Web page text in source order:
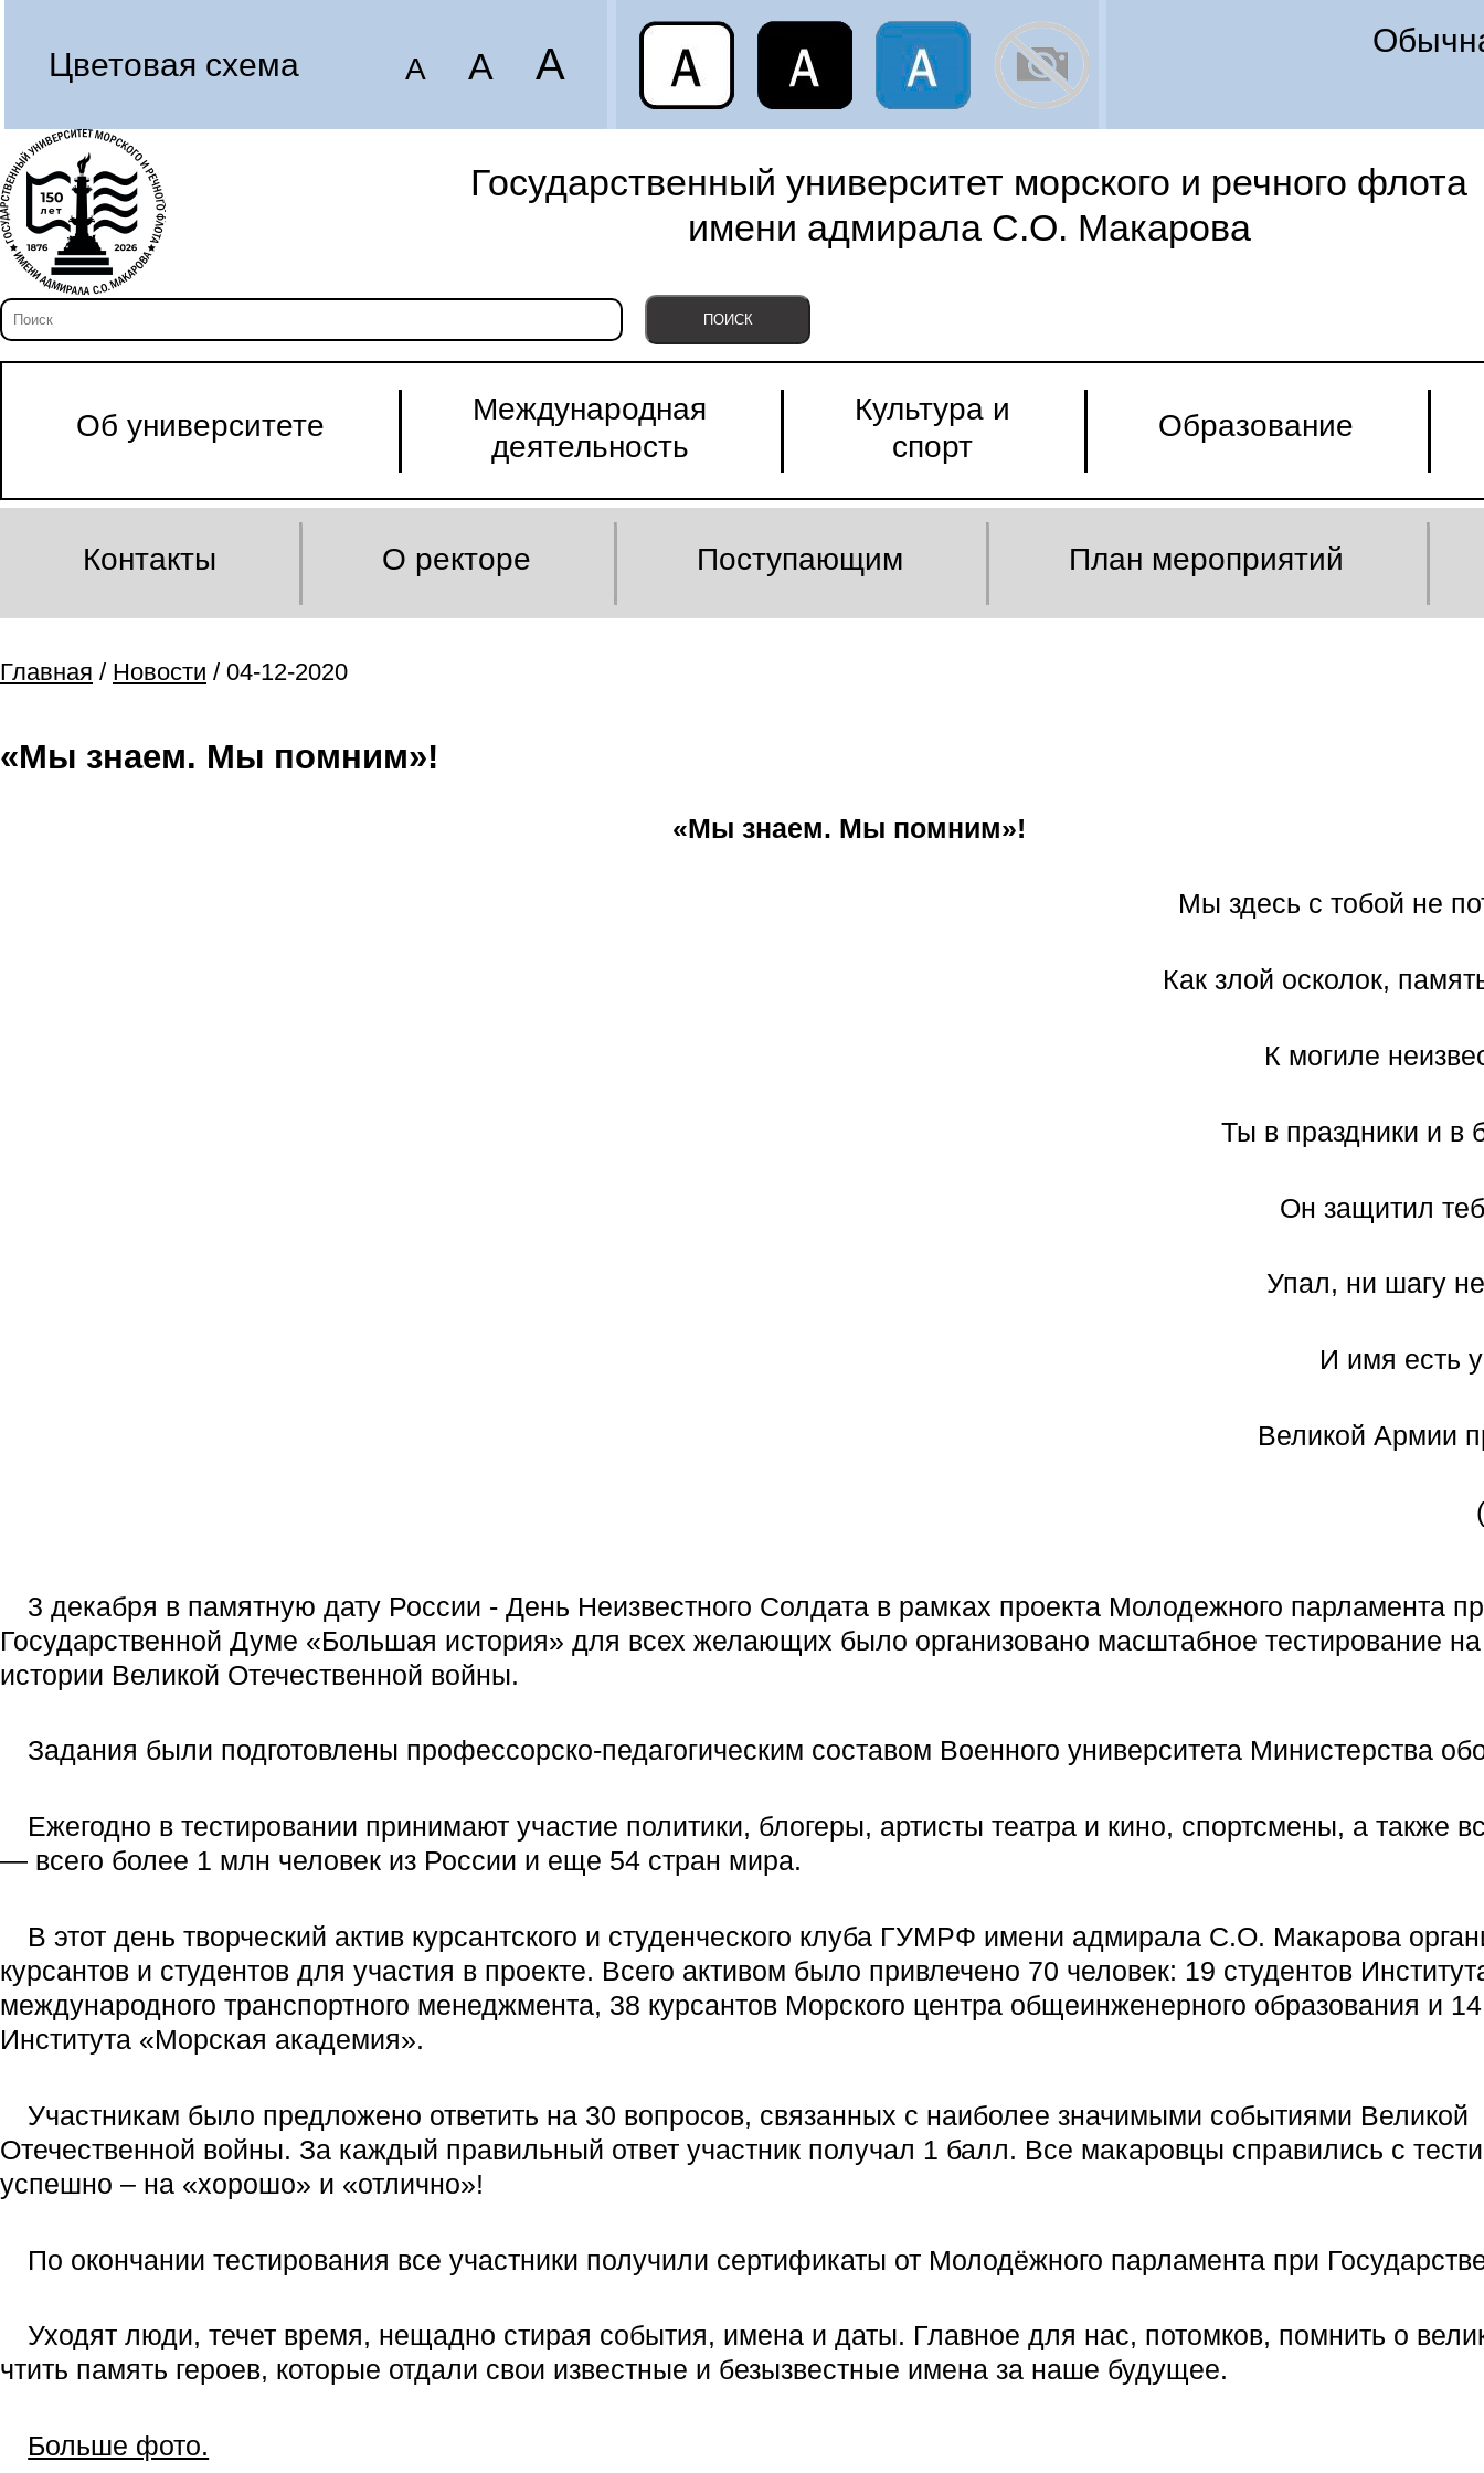
Цветовая схема A A A
Государственный университет морского и речного флота
имени адмирала С.О. Макарова
Об университете
Международная
деятельность
Культура и
спорт
Образование
Контакты О ректоре Поступающим План мероприятий
Главная / Новости / 04-12-2020
«Мы знаем. Мы помним»!
«Мы знаем. Мы помним»!
Мы здесь с тобой не
Как злой осколок,
К могиле
Ты в праздники и в
Он защитил
Упал, ни шагу
И имя есть
Великой Армии
3 декабря в памятную дату России - День Неизвестного Солдата в рамках проекта Молодежного парламента
Государственной Думе «Большая история» для всех желающих было организовано масштабное тестирование
истории Великой Отечественной войны.
Задания были подготовлены профессорско-педагогическим составом Военного университета Министерства
Ежегодно в тестировании принимают участие политики, блогеры, артисты театра и кино, спортсмены, а также
— всего более 1 млн человек из России и еще 54 стран мира.
В этот день творческий актив курсантского и студенческого клуба ГУМРФ имени адмирала С.О. Макарова
курсантов и студентов для участия в проекте. Всего активом было привлечено 70 человек: 19 студентов
международного транспортного менеджмента, 38 курсантов Морского центра общеинженерного образования и 14
Института «Морская академия».
Участникам было предложено ответить на 30 вопросов, связанных с наиболее значимыми событиями Великой
Отечественной войны. За каждый правильный ответ участник получал 1 балл. Все макаровцы справились с
успешно – на «хорошо» и «отлично»!
По окончании тестирования все участники получили сертификаты от Молодёжного парламента при
Уходят люди, течет время, нещадно стирая события, имена и даты. Главное для нас, потомков, помнить о
чтить память героев, которые отдали свои известные и безызвестные имена за наше будущее.
Больше фото.